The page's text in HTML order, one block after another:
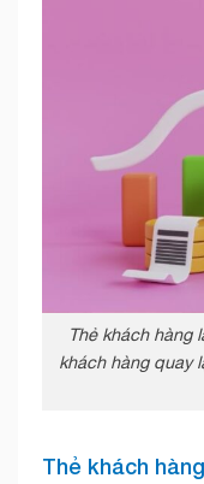
Thẻ khách hàng
khách hàng quay
Thẻ khách